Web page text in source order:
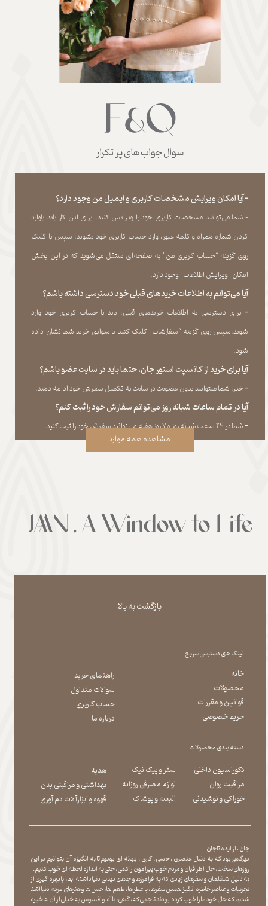
سوال جواب های پر تکرار
-آیا امکان ویرایش مشخصات کاربری و ایمیل من وجود دارد؟
- شما می‏‌توانید مشخصات کاربری خود را ویرایش کنید. برای این کار باید باوارد
کردن شماره همراه و کلمه عبور، وارد حساب کاربری خود بشوید، سپس با کلیک
روی گزینه “حساب کاربری من” به صفحه‏‌ای منتقل می‏‌شوید که در این بخش
امکان “ویرایش اطلاعات” وجود دارد.​​​​​​​
آیا می‌‏توانم به اطلاعات خریدهای قبلی خود دسترسی داشته باشم؟
​​​​​​​- برای دسترسی به اطلاعات خریدهای قبلی، باید با حساب کاربری خود وارد
شوید،سپس روی گزینه “سفارشات” کلیک کنید تا سوابق خرید شما نشان داده
‏شود.​​​​​​​
آیا برای خرید از کانسپت استور جان، حتما باید در سایت عضو باشم؟
​​​​​​​- خیر، شما میتوانید بدون عضویت در سایت به تکمیل سفارش خود ادامه دهید.​​​​​​​
آیا در تمام ساعات شبانه روز می‌توانم سفارش خود را ثبت کنم؟
​​​​​​​​​​​​​​- شما در ۲۴ ساعت شبانه روز و ۷ روز هفته می‌‏توانید سفارش خود را ثبت کنید.
مشاهده همه موارد
بازگشت به بالا
لینک های دسترسی سریع
دسته بندی محصولات
خانه
محصولات
قوانین و مقررات
حریم خصوصی
راهنمای خرید
سوالات متداول
حساب کاربری
درباره ما
دکوراسیون داخلی
مراقبت روان
​​​​​​​خوراکی و نوشیدنی
سفر و پیک نیک
لوازم مصرفی روزانه
​​​​​​​البسه و پوشاک
هدیه
بهداشتی و مراقبتی بدن
​​​​​​​قهوه و ابزارآلات دم آوری
جان ، از ایده تا جان
دیرگاهی بود که به دنبال عنصری ، حسی ، کاری ، بهانه ای بودیم تا به انگیزه آن بتوانیم در این
روزهای سخت ، حال اطرافیان و مردم خوب پیرامون را کمی ، حتی به اندازه لحظه ای خوب کنیم.
به دلیل شغلمان و سفرهای زیادی که به فرامرزها و جاهای دیدنی دنیا داشته ایم، با بهره گیری از
تجربیات و عناصر خاطره انگیز همین سفرها ، با عطر ها ، طعم ها ، حس ها و هنرهای مردم دنیا آشنا
شدیم که حال خود ما را خوب کرده بودند تا جایی که، گاهی ، با آه و افسوس به خیلی از آن ها خیره